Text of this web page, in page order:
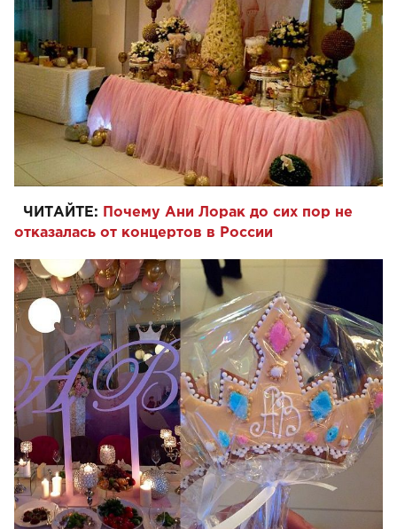
ЧИТАЙТЕ:
Почему Ани Лорак до сих пор не
отказалась от концертов в России